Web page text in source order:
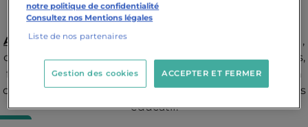
mercredis spéciaux, plusieurs fois par an, où les
étudiants en
Architecture d'intérieur et Bâtiment du Numérique
,
collaborent avec des artisans locaux. Sculpture du bois,
forge du métal, création avec le verre : une immersion
dans les métiers artisanaux qui enrichira votre parcours
éducatif.
notre politique de confidentialité
Consultez nos Mentions légales
Liste de nos partenaires
ACCEPTER ET FERMER
Gestion des cookies